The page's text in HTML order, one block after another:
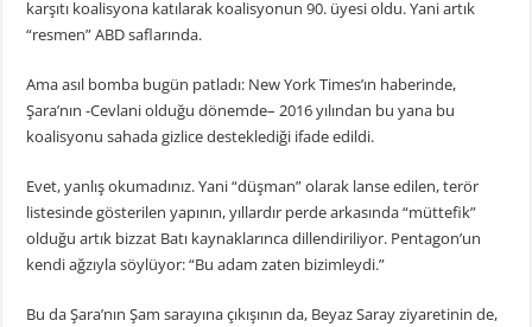
karşıtı koalisyona katılarak koalisyonun 90. üyesi oldu. Yani artık
“resmen” ABD saflarında.
Ama asıl bomba bugün patladı: New York Times’ın haberinde,
Şara’nın -Cevlani olduğu dönemde– 2016 yılından bu yana bu
koalisyonu sahada gizlice desteklediği ifade edildi.
Evet, yanlış okumadınız. Yani “düşman” olarak lanse edilen, terör
listesinde gösterilen yapının, yıllardır perde arkasında “müttefik”
olduğu artık bizzat Batı kaynaklarınca dillendiriliyor. Pentagon’un
kendi ağzıyla söylüyor: “Bu adam zaten bizimleydi.”
Bu da Şara’nın Şam sarayına çıkışının da, Beyaz Saray ziyaretinin de,